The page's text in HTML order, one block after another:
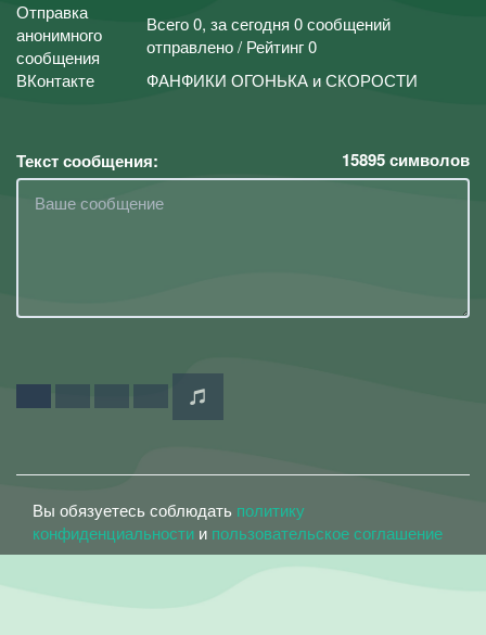
Всего 0, за сегодня 0 сообщений
отправлено / Рейтинг 0
ФАНФИКИ ОГОНЬКА и СКОРОСТИ
Текст сообщения: 15895символов
Вы обязуетесь соблюдать политику
конфиденциальности и пользовательское соглашение